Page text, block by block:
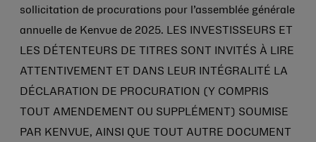
sollicitation de procurations pour l’assemblée générale
annuelle de Kenvue de 2025. LES INVESTISSEURS ET
LES DÉTENTEURS DE TITRES SONT INVITÉS À LIRE
ATTENTIVEMENT ET DANS LEUR INTÉGRALITÉ LA
DÉCLARATION DE PROCURATION (Y COMPRIS
TOUT AMENDEMENT OU SUPPLÉMENT) SOUMISE
PAR KENVUE, AINSI QUE TOUT AUTRE DOCUMENT